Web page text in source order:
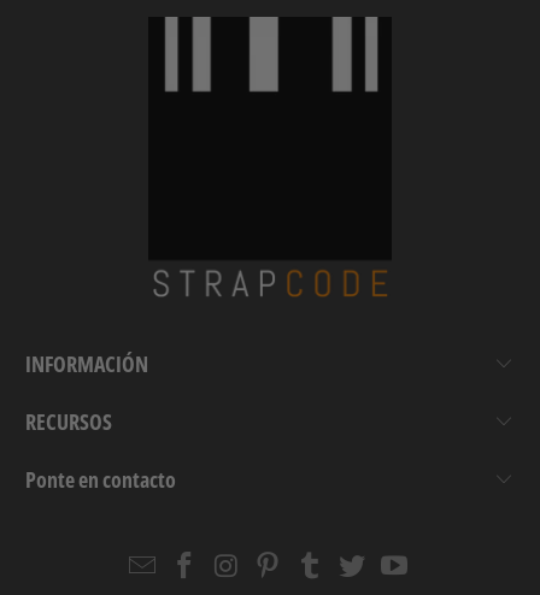
INFORMACIÓN
RECURSOS
Ponte en contacto
EmailStrapcode
Strapcode
Strapcode
Strapcode
Strapcode